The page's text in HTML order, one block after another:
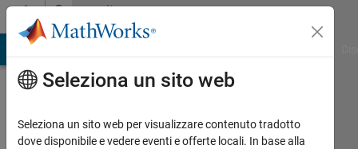
Vai al contenutoCommunity
Profile
Seleziona un sito web
Seleziona un sito web per visualizzare contenuto tradotto
dove disponibile e vedere eventi e offerte locali. In base alla